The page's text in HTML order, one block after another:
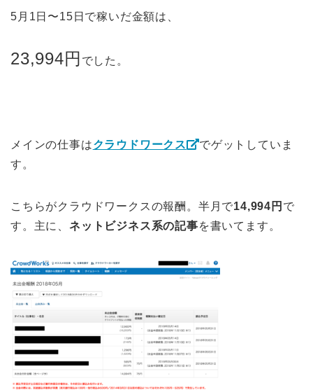
5月1日〜15日で稼いだ金額は、
23,994円 でした。
メインの仕事はクラウドワークス
でゲットしていま
す。
こちらがクラウドワークスの報酬。 半月で14,994円 で
す。主に、 ネットビジネス系の記事を書いてます。